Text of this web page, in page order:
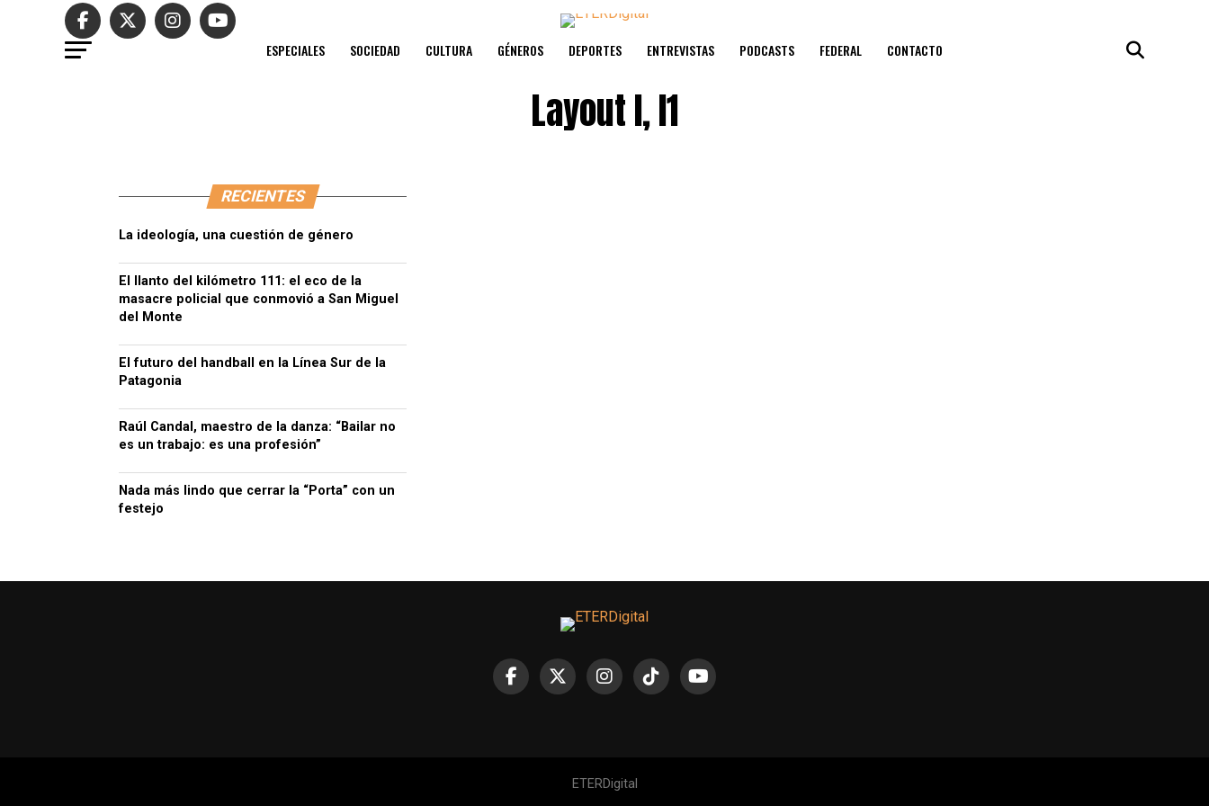
ESPECIALES SOCIEDAD CULTURA GÉNEROS DEPORTES ENTREVISTAS PODCASTS FEDERAL CONTACTO
Layout I, I1
RECIENTES
La ideología, una cuestión de género
El llanto del kilómetro 111: el eco de la
masacre policial que conmovió a San Miguel
del Monte
El futuro del handball en la Línea Sur de la
Patagonia
Raúl Candal, maestro de la danza: “Bailar no
es un trabajo: es una profesión”
Nada más lindo que cerrar la “Porta” con un
festejo
ETERDigital